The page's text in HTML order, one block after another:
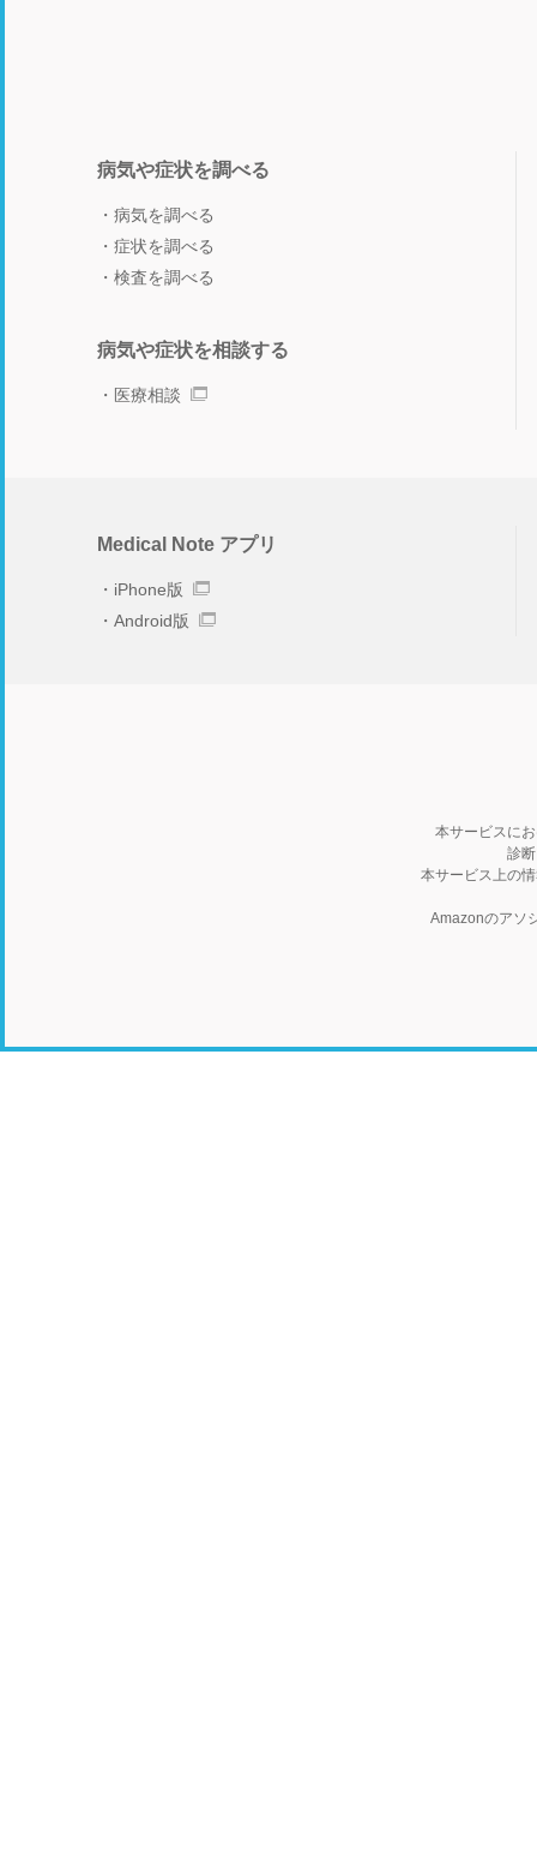
病気や症状を調べる
病気を調べる
症状を調べる
検査を調べる
病気や症状を相談する
医療相談
Medical Note アプリ
iPhone版
Android版
本サービスに
診
本サービス上の
Amazonのアソ